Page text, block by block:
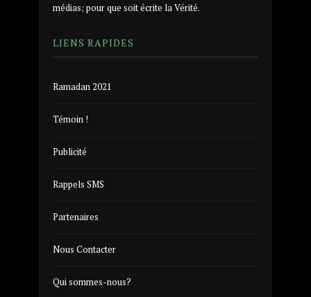
médias; pour que soit écrite la Vérité.
LIENS RAPIDES
Ramadan 2021
Témoin !
Publicité
Rappels SMS
Partenaires
Nous Contacter
Qui sommes-nous?